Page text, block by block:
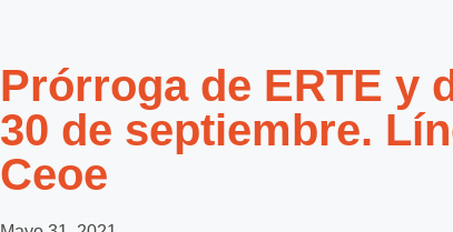
Prórroga de ERTE y
30 de septiembre.
Ceoe